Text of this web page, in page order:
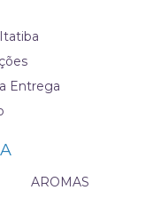
Entrega
AROMAS